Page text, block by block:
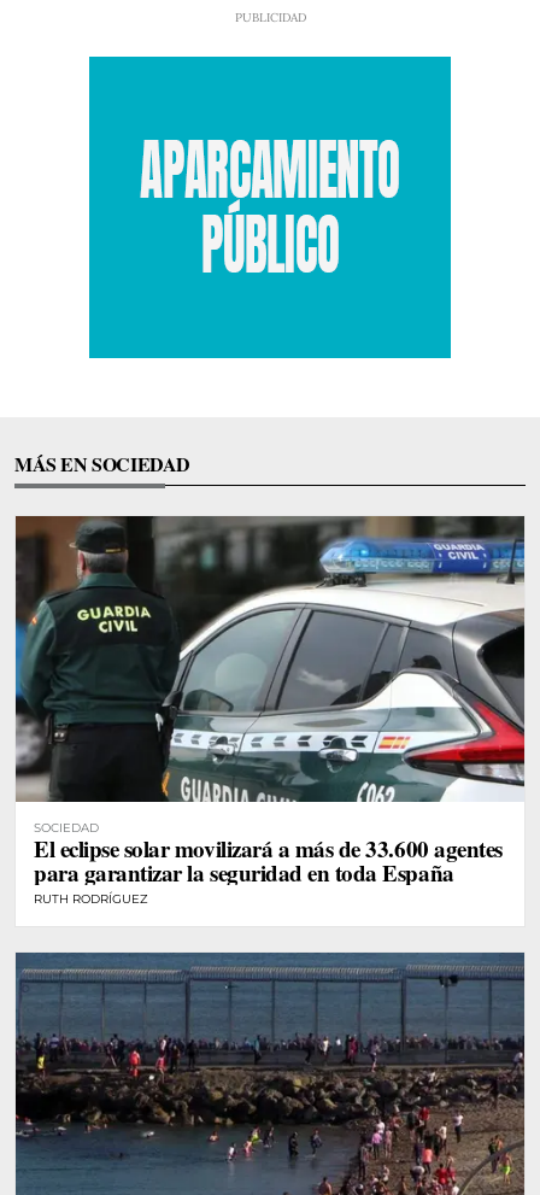
MÁS EN SOCIEDAD
SOCIEDAD
El eclipse solar movilizará a más de 33.600 agentes
para garantizar la seguridad en toda España
RUTH RODRÍGUEZ